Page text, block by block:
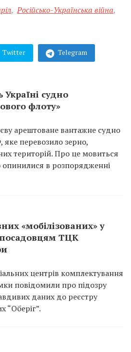
, Російсько-Українська війна,
Twitter Telegram
судно
флоту»
арештоване вантажне судно
яке перевозило зерно,
територій. Про це мовиться
опинилися в розпорядженні
«мобілізованих» у
посадовцям ТЦК
центрів комплектування
повідомили про підозру
даних до реєстру
“Оберіг”.